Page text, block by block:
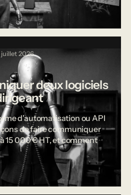
juillet 2026
deux logiciels
d'automatisation ou API
de faire communiquer
15 000 € HT, et comment